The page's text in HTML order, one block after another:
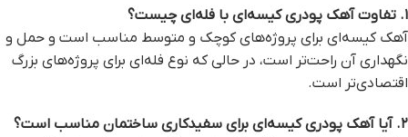
۱. تفاوت آهک پودری کیسه‌ای با فله‌ای چیست؟
آهک کیسه‌ای برای پروژه‌های کوچک و متوسط مناسب است و حمل و
نگهداری آن راحت‌تر است، در حالی که نوع فله‌ای برای پروژه‌های بزرگ
اقتصادی‌تر است.
۲. آیا آهک پودری کیسه‌ای برای سفیدکاری ساختمان مناسب است؟